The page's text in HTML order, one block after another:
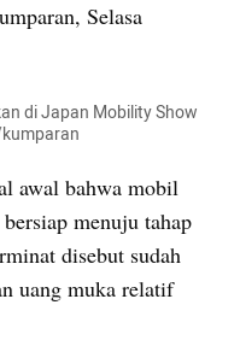
Selasa
di Japan Mobility Show
awal bahwa mobil
menuju tahap
disebut sudah
uang muka relatif